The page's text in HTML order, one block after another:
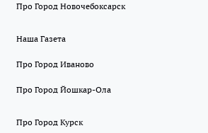
Про Город Новочебоксарск
Наша Газета
Про Город Иваново
Про Город Йошкар-Ола
Про Город Курск